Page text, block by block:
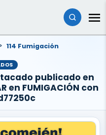
114 Fumigación
publicado en
en FUMIGACIÓN con